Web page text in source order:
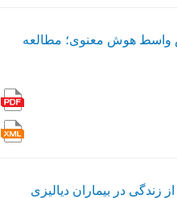
واسط هوش معنوی؛ مطالعه
در بیماران دیالیزی